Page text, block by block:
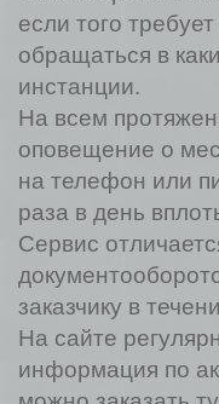
если того
обращаться в
инстанции.
На всем
оповещение о
на телефон или
раза в день
Сервис
заказчику в
На сайте
информация по